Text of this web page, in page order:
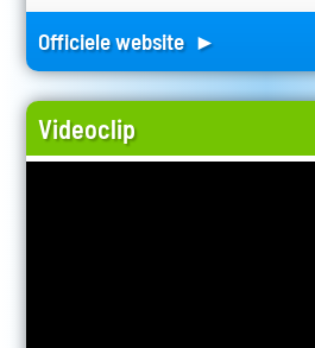
Officiele website ►
Videoclip